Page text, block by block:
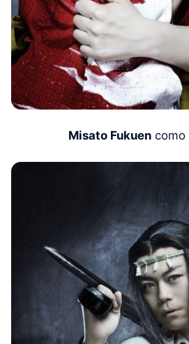
Misato Fukuen como